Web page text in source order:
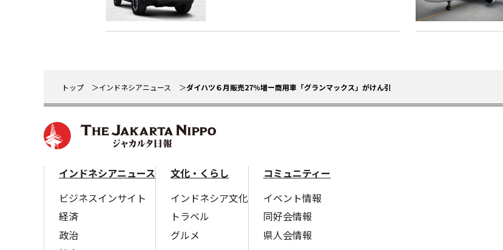
トップ インドネシアニュース ダイハツ６月販売27％増ー商用車「グランマックス」がけん引
インドネシアニュース
ビジネスインサイト
経済
政治
文化・くらし
インドネシア文化
トラベル
グルメ
コミュニティー
イベント情報
同好会情報
県人会情報